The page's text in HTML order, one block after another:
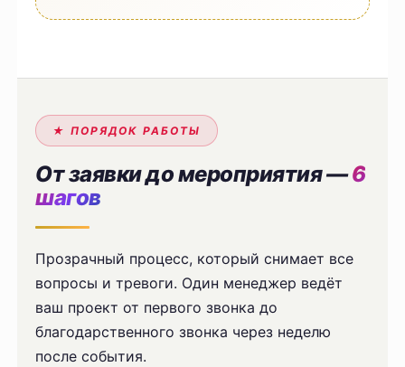
★ ПОРЯДОК РАБОТЫ
От заявки до мероприятия —6
шагов
Прозрачный процесс, который снимает все
вопросы и тревоги. Один менеджер ведёт
ваш проект от первого звонка до
благодарственного звонка через неделю
после события.